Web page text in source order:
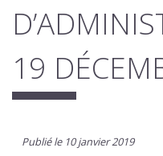
19
Publié le 10 janvier 2019